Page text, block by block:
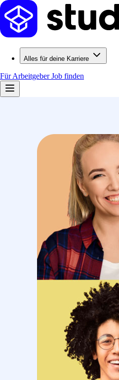
Alles für deine Karriere
Für ArbeitgeberJob finden